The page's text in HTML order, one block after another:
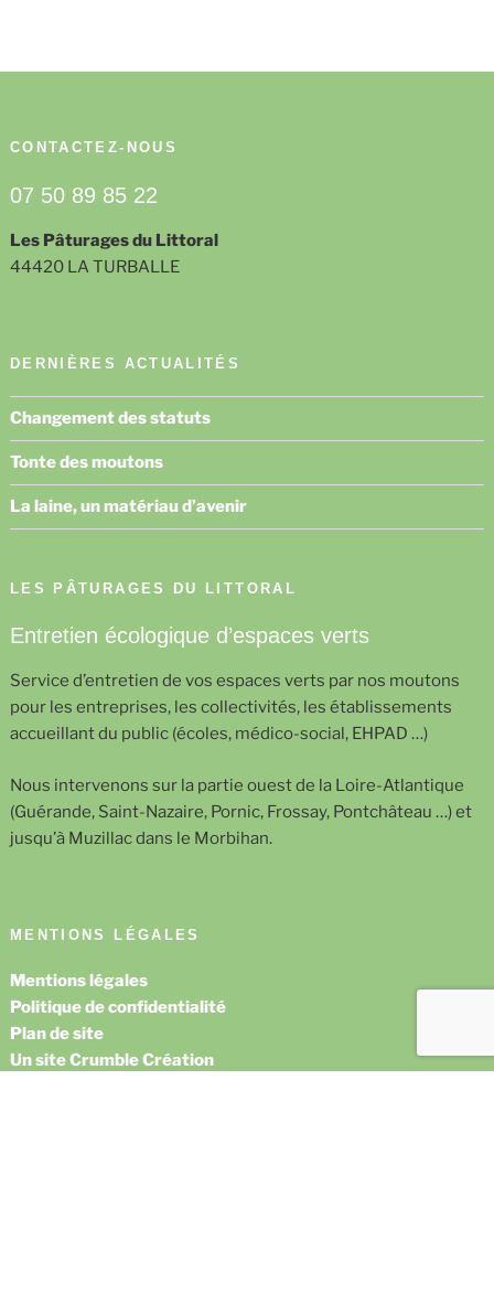
CONTACTEZ-NOUS
07 50 89 85 22
Les Pâturages du Littoral
44420 LA TURBALLE
DERNIÈRES ACTUALITÉS
Changement des statuts
Tonte des moutons
La laine, un matériau d’avenir
LES PÂTURAGES DU LITTORAL
Entretien écologique d’espaces verts
Service d’entretien de vos espaces verts par nos moutons
pour les entreprises, les collectivités, les établissements
accueillant du public (écoles, médico-social, EHPAD …)
Nous intervenons sur la partie ouest de la Loire-Atlantique
(Guérande, Saint-Nazaire, Pornic, Frossay, Pontchâteau …) et
jusqu’à Muzillac dans le Morbihan.
MENTIONS LÉGALES
Mentions légales
Politique de confidentialité
Plan de site
Un site Crumble Création